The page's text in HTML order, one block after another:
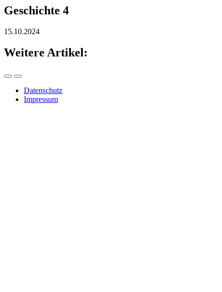
Geschichte 4
15.10.2024
Weitere Artikel:
Datenschutz
Impressum